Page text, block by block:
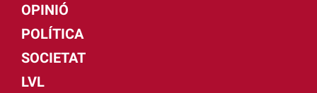
OPINIÓ
POLÍTICA
SOCIETAT
LVL